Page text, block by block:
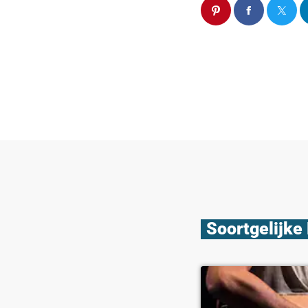
Soortgelijke